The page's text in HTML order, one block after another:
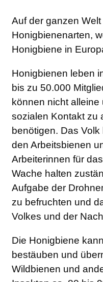
Auf der ganzen
Honigbienenarten,
Honigbiene in
Honigbienen leben
bis zu 50.000
können nicht
sozialen Kontakt zu
benötigen. Das
den Arbeitsbienen
Arbeiterinnen für
Wache halten
Aufgabe der
zu befruchten und
Volkes und der
Die Honigbiene
bestäuben und
Wildbienen und